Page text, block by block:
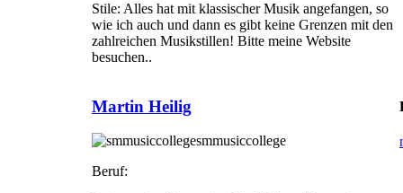
Stile: Alles hat mit klassischer Musik angefangen, so
wie ich auch und dann es gibt keine Grenzen mit den
zahlreichen Musikstillen! Bitte meine Website
besuchen..
Martin Heilig
smmusiccollege
Beruf: